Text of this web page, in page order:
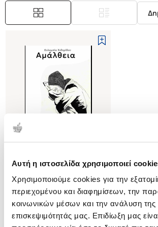
Αυτή η ιστοσελίδα χρησιμοποιεί
Χρησιμοποιούμε cookies για την
περιεχομένου και διαφημίσεων, την
κοινωνικών μέσων και την ανάλυση της
επισκεψιμότητάς μας. Επιδίωξη μας
(0)
Αμάλθεια
ΧΙΔΗΡΙΔΟΥ ΕΥΛΑΜΠΙΑ
Κωδ. Πολιτείας:7872-0020